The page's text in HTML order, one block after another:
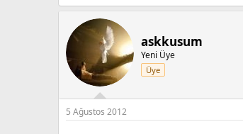
askkusum
Yeni Üye
Üye
5 Ağustos 2012